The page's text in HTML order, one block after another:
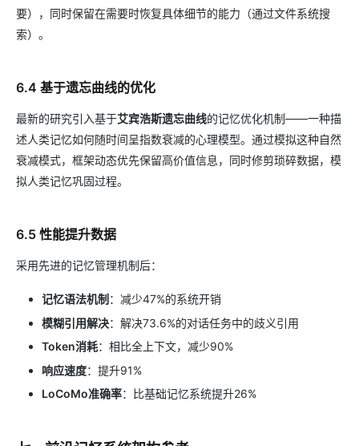
要），同时保留在需要时恢复具体细节的能力（通过文件系统搜
索）。
6.4 基于遗忘曲线的优化
最新的研究引入基于艾宾浩斯遗忘曲线的记忆优化机制——一种描
述人类记忆如何随时间呈指数衰减的心理模型。通过模拟这种自然
衰减模式，框架动态优先保留高价值信息，同时修剪琐碎数据，模
拟人类记忆巩固过程。
6.5 性能提升数据
采用先进的记忆管理机制后：
记忆语法机制 ：减少47%的系统开销
模糊引用解决：解决73.6%的对话任务中的歧义引用
Token消耗：相比全上下文，减少90%
响应速度：提升91%
LoCoMo准确率：比基础记忆系统提升26%